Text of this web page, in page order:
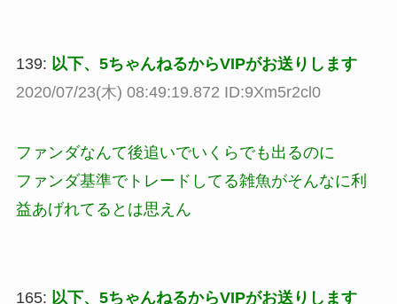
139: 以下、5ちゃんねるからVIPがお送りします
2020/07/23(木) 08:49:19.872 ID:9Xm5r2cl0
ファンダなんて後追いでいくらでも出るのに
ファンダ基準でトレードしてる雑魚がそんなに利
益あげれてるとは思えん
165: 以下、5ちゃんねるからVIPがお送りします